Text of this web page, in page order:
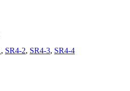
, SR4-2, SR4-3, SR4-4